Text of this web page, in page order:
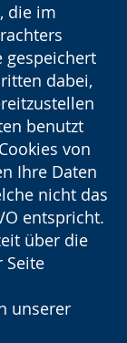
die im
gespeichert
dabei,
benutzt
von
Ihre Daten
nicht das
entspricht.
über die
Seite
unserer